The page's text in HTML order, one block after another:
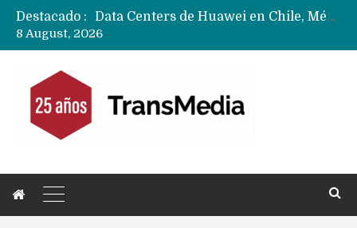
Destacado :
Data Centers de Huawei en Chile, México, Brasil,Perú y Argentina podrían verse afectados por arremetida de EE.UU
8 August, 2026